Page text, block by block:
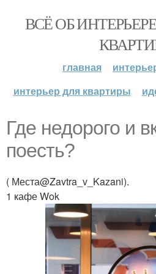
ВСЁ ОБ
главная
интерьер для квартиры
Где недорого и
поесть?
( Места@Zavtra_v_Kazani).
1 кафе Wok